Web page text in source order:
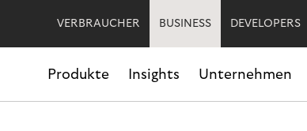
VERBRAUCHER BUSINESS DEVELOPERS
Produkte Insights Unternehmen